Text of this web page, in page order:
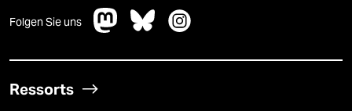
Folgen Sie uns
Ressorts